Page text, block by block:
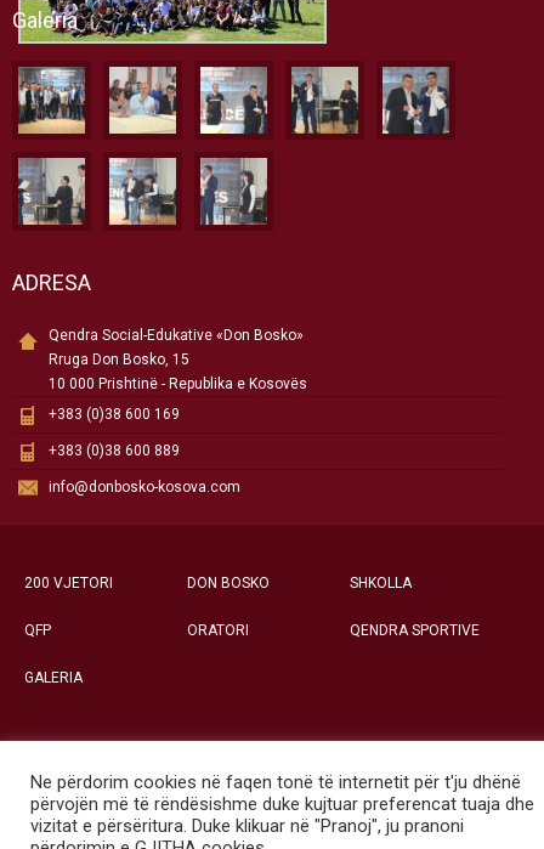
Galeria
ADRESA
Qendra Social-Edukative «Don Bosko»
Rruga Don Bosko, 15
10 000 Prishtinë - Republika e Kosovës
+383 (0)38 600 169
+383 (0)38 600 889
info@donbosko-kosova.com
200 VJETORI DON BOSKO SHKOLLA
QFP ORATORI QENDRA SPORTIVE
GALERIA
Të gjitha të drejtat e rezervuara ©
Qendra Social-Edukative «Don Bosko» - Prishtinë
Ne përdorim cookies në faqen tonë të internetit për t'ju dhënë
përvojën më të rëndësishme duke kujtuar preferencat tuaja dhe
vizitat e përsëritura. Duke klikuar në "Pranoj", ju pranoni